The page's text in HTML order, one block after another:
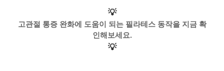
💡
고관절 통증 완화에 도움이 되는 필라테스 동작을 지금 확
인해보세요.
💡